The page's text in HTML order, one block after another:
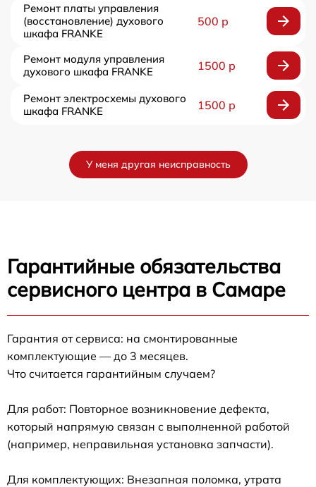
Ремонт платы управления
(восстановление) духового
шкафа FRANKE
500 р
Ремонт модуля управления
духового шкафа FRANKE
1500 р
Ремонт электросхемы духового
шкафа FRANKE
1500 р
У меня другая неисправность
Гарантийные обязательства
сервисного центра в Самаре
Гарантия от сервиса: на смонтированные
комплектующие — до 3 месяцев.
Что считается гарантийным случаем?
Для работ: Повторное возникновение дефекта,
который напрямую связан с выполненной работой
(например, неправильная установка запчасти).
Для комплектующих: Внезапная поломка, утрата